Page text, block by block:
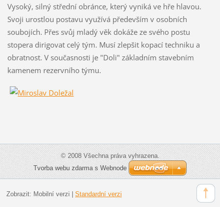
Vysoký, silný střední obránce, který vyniká ve hře hlavou.
Svoji urostlou postavu využívá především v osobních
soubojích. Přes svůj mladý věk dokáže ze svého postu
stopera dirigovat celý tým. Musí zlepšit kopací techniku a
obratnost. V současnosti je "Doli" základním stavebním
kamenem rezervního týmu.
© 2008 Všechna práva vyhrazena.
Tvorba webu zdarma s Webnode
Zobrazit: Mobilní verzi Standardní verzi